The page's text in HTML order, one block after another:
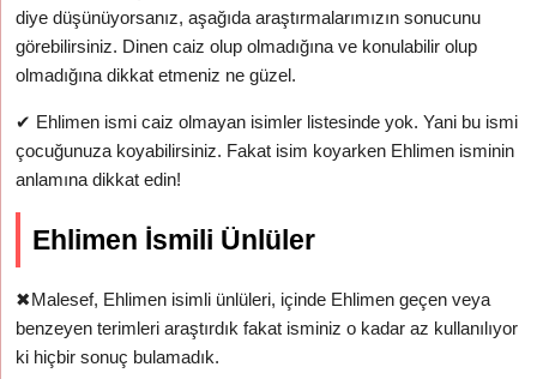
diye düşünüyorsanız, aşağıda araştırmalarımızın sonucunu
görebilirsiniz. Dinen caiz olup olmadığına ve konulabilir olup
olmadığına dikkat etmeniz ne güzel.
✔ Ehlimen ismi caiz olmayan isimler listesinde yok. Yani bu ismi
çocuğunuza koyabilirsiniz. Fakat isim koyarken Ehlimen isminin
anlamına dikkat edin!
Ehlimen İsmili Ünlüler
✖Malesef, Ehlimen isimli ünlüleri, içinde Ehlimen geçen veya
benzeyen terimleri araştırdık fakat isminiz o kadar az kullanılıyor
ki hiçbir sonuç bulamadık.